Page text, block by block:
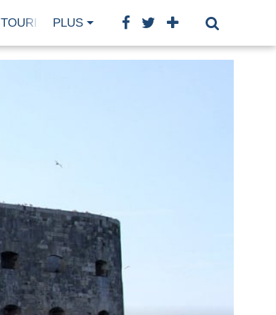
TOURISME GASTRONOMIE BIEN-ÊTRE
PLUS